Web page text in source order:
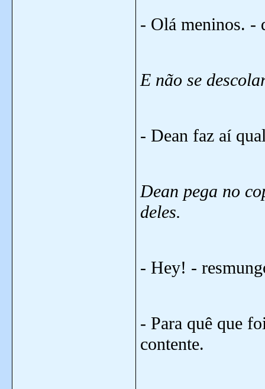
- Olá meninos. -
E não se
- Dean faz aí
Dean pega no
deles.
- Hey! -
- Para quê que
contente.